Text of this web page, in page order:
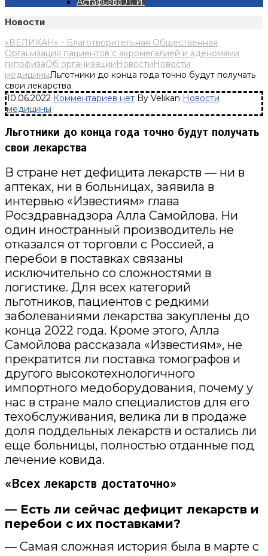
Новости
«ВЕЛИКАН» - Благотворительная Общественная
Организация пациентов с акромегалией и аденомами
гипофизаОб организацииНовостиНовости
медициныЛьготники до конца года точно будут получать
свои лекарства
10.06.2022 Комментариев нет By Velikan Новости
медицины
Льготники до конца года точно будут получать
свои лекарства
В стране нет дефицита лекарств — ни в
аптеках, ни в больницах, заявила в
интервью «Известиям» глава
Росздравнадзора Алла Самойлова. Ни
один иностранный производитель не
отказался от торговли с Россией, а
перебои в поставках связаны
исключительно со сложностями в
логистике. Для всех категорий
льготников, пациентов с редкими
заболеваниями лекарства закуплены до
конца 2022 года. Кроме этого, Алла
Самойлова рассказала «Известиям», не
прекратится ли поставка томографов и
другого высокотехнологичного
импортного медоборудования, почему у
нас в стране мало специалистов для его
техобслуживания, велика ли в продаже
доля поддельных лекарств и остались ли
еще больницы, полностью отданные под
лечение ковида.
«Всех лекарств достаточно»
— Есть ли сейчас дефицит лекарств и
перебои с их поставками?
— Самая сложная история была в марте с